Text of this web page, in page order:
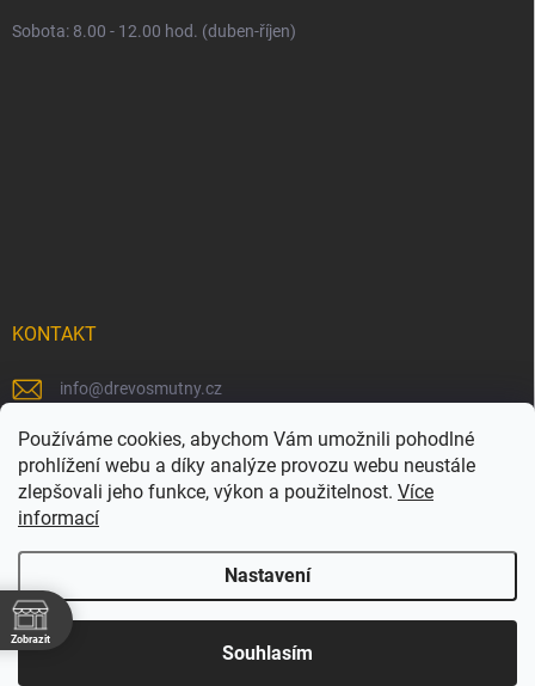
Používáme cookies, abychom Vám umožnili pohodlné
prohlížení webu a díky analýze provozu webu neustále
zlepšovali jeho funkce, výkon a použitelnost. Více
informací
Nastavení
Souhlasím
Sobota: 8.00 - 12.00 hod. (duben-říjen)
KONTAKT
info@drevosmutny.cz
+420 725 710 840
https://www.facebook.com/drevosmutny/
drevosmutny/
Dřevosmutný . Všechna práva vyhrazena.
Zobrazit